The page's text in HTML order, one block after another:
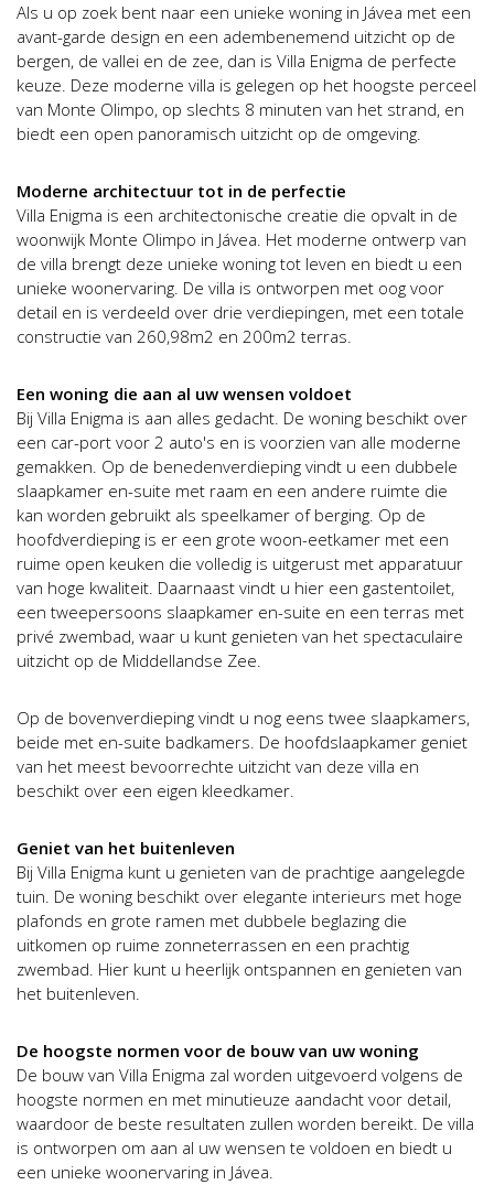
Als u op zoek bent naar een unieke woning in Jávea met een
avant-garde design en een adembenemend uitzicht op de
bergen, de vallei en de zee, dan is Villa Enigma de perfecte
keuze. Deze moderne villa is gelegen op het hoogste perceel
van Monte Olimpo, op slechts 8 minuten van het strand, en
biedt een open panoramisch uitzicht op de omgeving.
Moderne architectuur tot in de perfectie
Villa Enigma is een architectonische creatie die opvalt in de
woonwijk Monte Olimpo in Jávea. Het moderne ontwerp van
de villa brengt deze unieke woning tot leven en biedt u een
unieke woonervaring. De villa is ontworpen met oog voor
detail en is verdeeld over drie verdiepingen, met een totale
constructie van 260,98m2 en 200m2 terras.
Een woning die aan al uw wensen voldoet
Bij Villa Enigma is aan alles gedacht. De woning beschikt over
een car-port voor 2 auto's en is voorzien van alle moderne
gemakken. Op de benedenverdieping vindt u een dubbele
slaapkamer en-suite met raam en een andere ruimte die
kan worden gebruikt als speelkamer of berging. Op de
hoofdverdieping is er een grote woon-eetkamer met een
ruime open keuken die volledig is uitgerust met apparatuur
van hoge kwaliteit. Daarnaast vindt u hier een gastentoilet,
een tweepersoons slaapkamer en-suite en een terras met
privé zwembad, waar u kunt genieten van het spectaculaire
uitzicht op de Middellandse Zee.
Op de bovenverdieping vindt u nog eens twee slaapkamers,
beide met en-suite badkamers. De hoofdslaapkamer geniet
van het meest bevoorrechte uitzicht van deze villa en
beschikt over een eigen kleedkamer.
Geniet van het buitenleven
Bij Villa Enigma kunt u genieten van de prachtige aangelegde
tuin. De woning beschikt over elegante interieurs met hoge
plafonds en grote ramen met dubbele beglazing die
uitkomen op ruime zonneterrassen en een prachtig
zwembad. Hier kunt u heerlijk ontspannen en genieten van
het buitenleven.
De hoogste normen voor de bouw van uw woning
De bouw van Villa Enigma zal worden uitgevoerd volgens de
hoogste normen en met minutieuze aandacht voor detail,
waardoor de beste resultaten zullen worden bereikt. De villa
is ontworpen om aan al uw wensen te voldoen en biedt u
een unieke woonervaring in Jávea.